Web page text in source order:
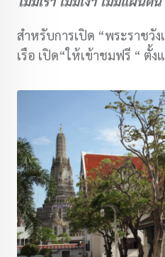
สำหรับการเปิด “พระราชวั
เรือ เปิด“ให้เข้าชมฟรี “ ตั้